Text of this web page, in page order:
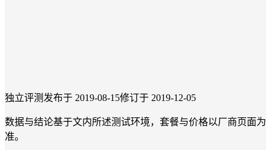
独立评测 发布于 2019-08-15修订于 2019-12-05
数据与结论基于文内所述测试环境，套餐与价格以厂商页面为
准。